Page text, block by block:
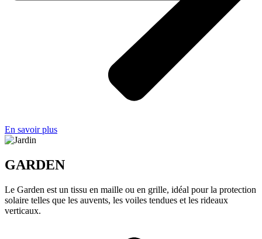
En savoir plus
GARDEN
Le Garden est un tissu en maille ou en grille, idéal pour la protection
solaire telles que les auvents, les voiles tendues et les rideaux
verticaux.